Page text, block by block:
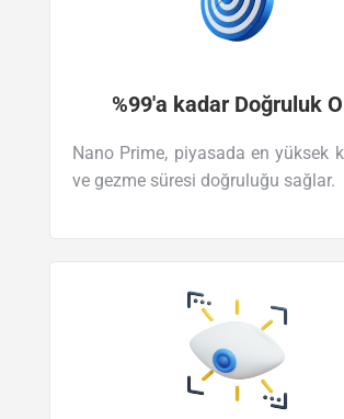
%99'a kadar Doğruluk
Nano Prime, piyasada en yüksek
ve gezme süresi doğruluğu sağlar.